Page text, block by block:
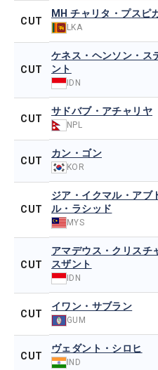
CUT
MH チャリタ・プスピ
LKA
CUT
ケネス・ヘンソン・ス
ント
IDN
CUT
サドバブ・アチャリヤ
NPL
CUT
カン・ゴン
KOR
CUT
ジア・イクマル・アブ
ル・ラシッド
MYS
CUT
アマデウス・クリスチ
スザント
IDN
CUT
イワン・サブラン
GUM
CUT
ヴェダント・シロヒ
IND